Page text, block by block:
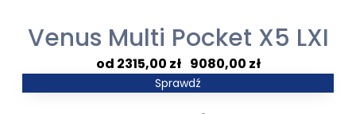
Venus Multi Pocket X5 LXI
2315,00 zł– 9080,00 zł
Zakres
Sprawdź